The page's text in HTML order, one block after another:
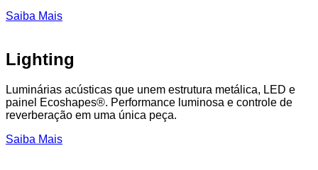
Saiba Mais
Lighting
Luminárias acústicas que unem estrutura metálica, LED e
painel Ecoshapes®. Performance luminosa e controle de
reverberação em uma única peça.
Saiba Mais